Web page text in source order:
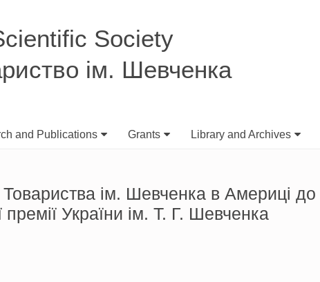
Society
ім. Шевченка
and Publications Grants Library and Archives
ім. Шевченка в Америці до
України ім. Т. Г. Шевченка